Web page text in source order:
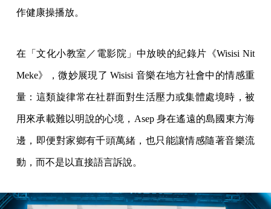
作健康操播放。
在「文化小教室／電影院」中放映的紀錄片《Wisisi Nit
Meke》，微妙展現了 Wisisi 音樂在地方社會中的情感重
量：這類旋律常在社群面對生活壓力或集體處境時，被
用來承載難以明說的心境，Asep 身在遙遠的島國東方海
邊，即便對家鄉有千頭萬緒，也只能讓情感隨著音樂流
動，而不是以直接語言訴說。